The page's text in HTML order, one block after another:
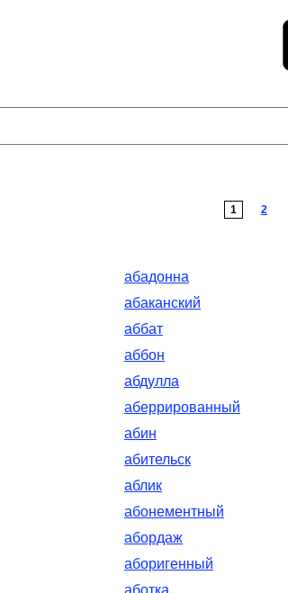
1 2
абадонна
абаканский
аббат
аббон
абдулла
аберрированный
абин
абительск
аблик
абонементный
абордаж
аборигенный
аботка